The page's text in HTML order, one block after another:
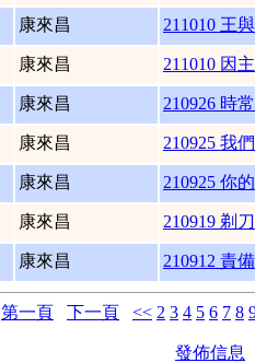
康來昌 211010 王
康來昌 211010 因
康來昌 210926 時
康來昌 210925 我
康來昌 210925 你
康來昌 210919 剃
康來昌 210912 責
第一頁 下一頁 << 2 3 4 5 6 7 8
發佈信息